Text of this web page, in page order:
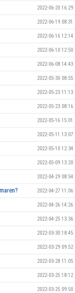
2022-06-20 16:29
2022-06-19 08:31
2022-06-16 12:14
2022-06-10 12:50
2022-06-08 14:43
2022-05-30 08:55
2022-05-23 11:13
2022-05-23 08:16
2022-05-16 15:01
2022-05-11 13:07
2022-05-10 12:34
2022-05-09 13:20
2022-04-29 08:54
2022-04-27 11:06
2022-04-26 14:26
2022-04-25 13:36
2022-03-30 18:45
2022-03-29 09:52
2022-03-28 11:05
2022-03-25 18:12
2022-03-25 09:50